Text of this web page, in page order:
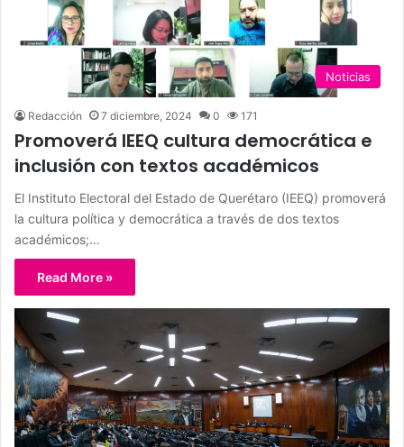
Noticias
Redacción 7 diciembre, 2024 0 171
Promoverá IEEQ cultura democrática e
inclusión con textos académicos
El Instituto Electoral del Estado de Querétaro (IEEQ) promoverá
la cultura política y democrática a través de dos textos
académicos;…
Read More »